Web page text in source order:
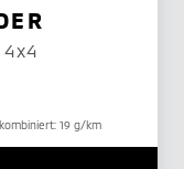
19 g/km